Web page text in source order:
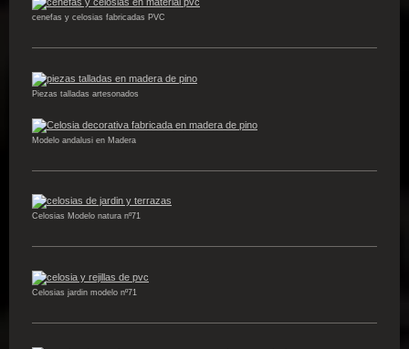
cenefas y celosias fabricadas PVC
Piezas talladas artesonados
Modelo andalusi en Madera
Celosias Modelo natura nº71
Celosias jardin modelo nº71